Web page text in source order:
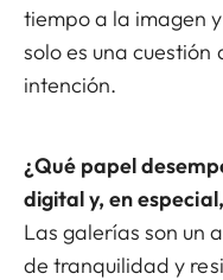
tiempo a la imagen
solo es una
intención.
¿Qué papel
digital y, en
Las galerías son un
de tranquilidad y